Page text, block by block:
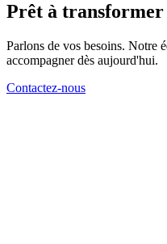
Prêt à
Parlons de vos besoins. Notre
accompagner dès aujourd'hui.
Contactez-nous